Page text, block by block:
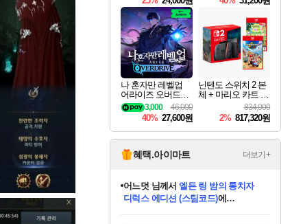
Overdrive Deluxe Edi
나 혼자만 레벨업
어라이즈 오버드라
이브 Solo Leveling A
rise
46,000
3,000
40% 27,600원
닌텐도 스위치 2 본
체 + 마리오 카트 월
드 + 포켓몬 포코피
아 번들
834,000
2% 817,320원
혜택.아이마트 더보기+
어느덧 님께서엘든 링 밤의 통치자
디럭스 에디션 (스팀코드)에